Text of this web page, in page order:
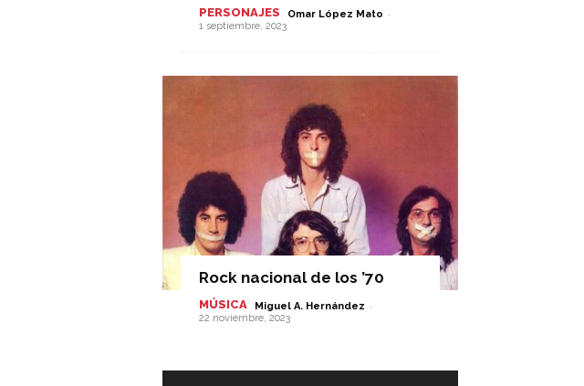
PERSONAJES Omar López Mato -
1 septiembre, 2023
Rock nacional de los ’70
MÚSICA Miguel A. Hernández -
22 noviembre, 2023